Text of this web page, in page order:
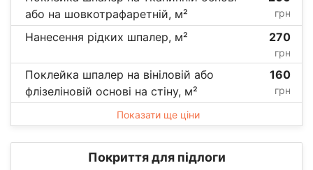
або на шовкотрафаретній, м²
грн
Нанесення рідких шпалер, м² 270
грн
Поклейка шпалер на вініловій або
флізеліновій основі на стіну, м²
160
грн
Показати ще ціни
Покриття для підлоги